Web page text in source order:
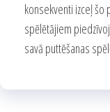
konsekventi izceļ
spēlētājiem
savā puttēšanas